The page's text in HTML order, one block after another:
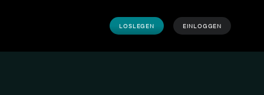
LOSLEGEN EINLOGGEN